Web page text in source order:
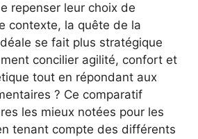
repenser leur choix de
contexte, la quête de la
se fait plus stratégique
concilier agilité, confort et
tout en répondant aux
? Ce comparatif
les mieux notées pour les
tenant compte des différents